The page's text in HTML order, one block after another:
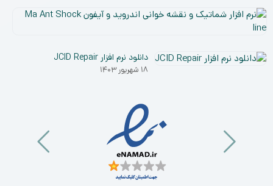
دانلود نرم افزار JCID Repair
۱۸ شهریور ۱۴۰۳